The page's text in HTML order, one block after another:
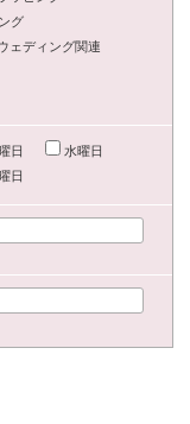
グ
ェディング関連
日
水曜日
日